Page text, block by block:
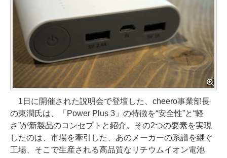
1日に開催された説明会で登壇した、cheero事業部長
の東潤氏は、「Power Plus 3」の特徴を“安全性”と“軽
さ”が新製品のコンセプトと紹介。その2つの要素を実現
したのは、市場を牽引した、あのメーカーの系譜を継ぐ
工場、そこで生産される高品質なリチウムイオン電池